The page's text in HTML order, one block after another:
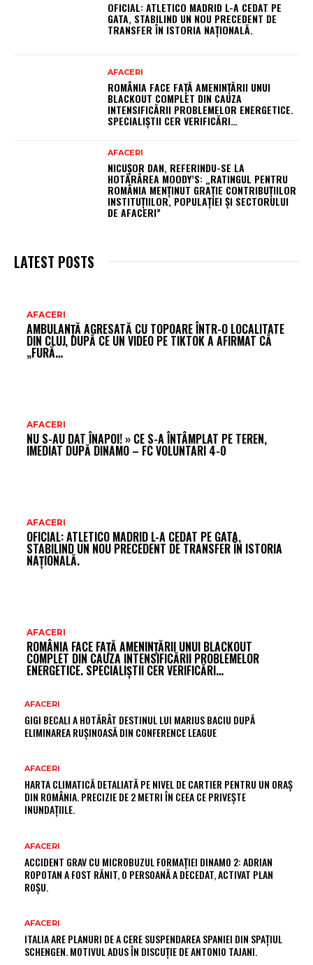
OFICIAL: ATLETICO MADRID L-A CEDAT PE
GATA, STABILIND UN NOU PRECEDENT DE
TRANSFER ÎN ISTORIA NAȚIONALĂ.
AFACERI
ROMÂNIA FACE FAȚĂ AMENINȚĂRII UNUI
BLACKOUT COMPLET DIN CAUZA
INTENSIFICĂRII PROBLEMELOR ENERGETICE.
SPECIALIȘTII CER VERIFICĂRI…
AFACERI
NICUȘOR DAN, REFERINDU-SE LA
HOTĂRÂREA MOODY’S: „RATINGUL PENTRU
ROMÂNIA MENȚINUT GRAȚIE CONTRIBUȚIILOR
INSTITUȚIILOR, POPULAȚIEI ȘI SECTORULUI
DE AFACERI”
LATEST POSTS
AFACERI
AMBULANȚĂ AGRESATĂ CU TOPOARE ÎNTR-O LOCALITATE
DIN CLUJ, DUPĂ CE UN VIDEO PE TIKTOK A AFIRMAT CĂ
„FURĂ…
AFACERI
NU S-AU DAT ÎNAPOI! » CE S-A ÎNTÂMPLAT PE TEREN,
IMEDIAT DUPĂ DINAMO – FC VOLUNTARI 4-0
AFACERI
OFICIAL: ATLETICO MADRID L-A CEDAT PE GATA,
STABILIND UN NOU PRECEDENT DE TRANSFER ÎN ISTORIA
NAȚIONALĂ.
AFACERI
ROMÂNIA FACE FAȚĂ AMENINȚĂRII UNUI BLACKOUT
COMPLET DIN CAUZA INTENSIFICĂRII PROBLEMELOR
ENERGETICE. SPECIALIȘTII CER VERIFICĂRI…
AFACERI
GIGI BECALI A HOTĂRÂT DESTINUL LUI MARIUS BACIU DUPĂ
ELIMINAREA RUȘINOASĂ DIN CONFERENCE LEAGUE
AFACERI
HARTA CLIMATICĂ DETALIATĂ PE NIVEL DE CARTIER PENTRU UN ORAȘ
DIN ROMÂNIA. PRECIZIE DE 2 METRI ÎN CEEA CE PRIVEȘTE
INUNDAȚIILE.
AFACERI
ACCIDENT GRAV CU MICROBUZUL FORMAȚIEI DINAMO 2: ADRIAN
ROPOTAN A FOST RĂNIT, O PERSOANĂ A DECEDAT, ACTIVAT PLAN
ROȘU.
AFACERI
ITALIA ARE PLANURI DE A CERE SUSPENDAREA SPANIEI DIN SPAȚIUL
SCHENGEN. MOTIVUL ADUS ÎN DISCUȚIE DE ANTONIO TAJANI.